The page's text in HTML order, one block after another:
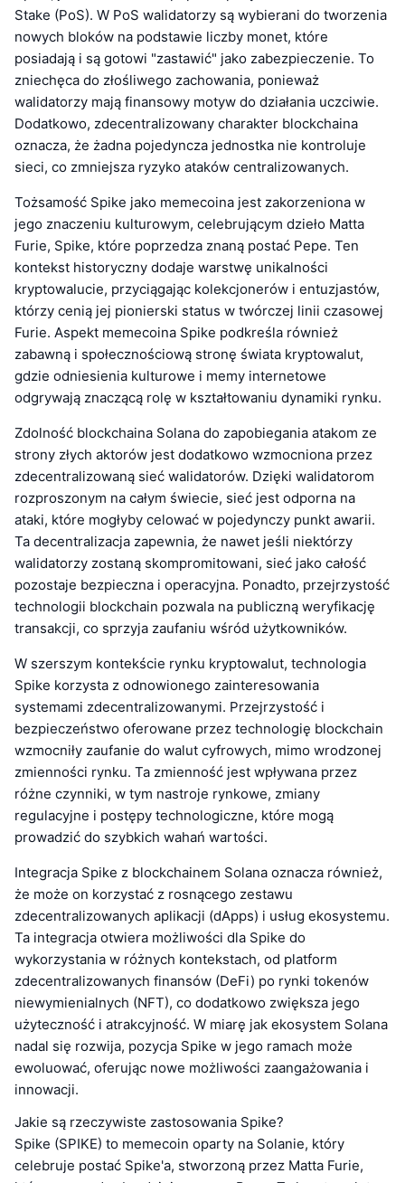
Stake (PoS). W PoS walidatorzy są wybierani do tworzenia
nowych bloków na podstawie liczby monet, które
posiadają i są gotowi "zastawić" jako zabezpieczenie. To
zniechęca do złośliwego zachowania, ponieważ
walidatorzy mają finansowy motyw do działania uczciwie.
Dodatkowo, zdecentralizowany charakter blockchaina
oznacza, że żadna pojedyncza jednostka nie kontroluje
sieci, co zmniejsza ryzyko ataków centralizowanych.
Tożsamość Spike jako memecoina jest zakorzeniona w
jego znaczeniu kulturowym, celebrującym dzieło Matta
Furie, Spike, które poprzedza znaną postać Pepe. Ten
kontekst historyczny dodaje warstwę unikalności
kryptowalucie, przyciągając kolekcjonerów i entuzjastów,
którzy cenią jej pionierski status w twórczej linii czasowej
Furie. Aspekt memecoina Spike podkreśla również
zabawną i społecznościową stronę świata kryptowalut,
gdzie odniesienia kulturowe i memy internetowe
odgrywają znaczącą rolę w kształtowaniu dynamiki rynku.
Zdolność blockchaina Solana do zapobiegania atakom ze
strony złych aktorów jest dodatkowo wzmocniona przez
zdecentralizowaną sieć walidatorów. Dzięki walidatorom
rozproszonym na całym świecie, sieć jest odporna na
ataki, które mogłyby celować w pojedynczy punkt awarii.
Ta decentralizacja zapewnia, że nawet jeśli niektórzy
walidatorzy zostaną skompromitowani, sieć jako całość
pozostaje bezpieczna i operacyjna. Ponadto, przejrzystość
technologii blockchain pozwala na publiczną weryfikację
transakcji, co sprzyja zaufaniu wśród użytkowników.
W szerszym kontekście rynku kryptowalut, technologia
Spike korzysta z odnowionego zainteresowania
systemami zdecentralizowanymi. Przejrzystość i
bezpieczeństwo oferowane przez technologię blockchain
wzmocniły zaufanie do walut cyfrowych, mimo wrodzonej
zmienności rynku. Ta zmienność jest wpływana przez
różne czynniki, w tym nastroje rynkowe, zmiany
regulacyjne i postępy technologiczne, które mogą
prowadzić do szybkich wahań wartości.
Integracja Spike z blockchainem Solana oznacza również,
że może on korzystać z rosnącego zestawu
zdecentralizowanych aplikacji (dApps) i usług ekosystemu.
Ta integracja otwiera możliwości dla Spike do
wykorzystania w różnych kontekstach, od platform
zdecentralizowanych finansów (DeFi) po rynki tokenów
niewymienialnych (NFT), co dodatkowo zwiększa jego
użyteczność i atrakcyjność. W miarę jak ekosystem Solana
nadal się rozwija, pozycja Spike w jego ramach może
ewoluować, oferując nowe możliwości zaangażowania i
innowacji.
Jakie są rzeczywiste zastosowania Spike?
Spike (SPIKE) to memecoin oparty na Solanie, który
celebruje postać Spike'a, stworzoną przez Matta Furie,